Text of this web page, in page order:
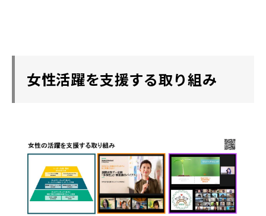
女性活躍を支援する取り組み